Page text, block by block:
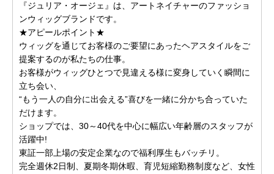
『ジュリア・オージェ』は、アートネイチャーのファッショ
ンウィッグブランドです。
★アピールポイント★
ウィッグを通じてお客様のご要望にあったヘアスタイルをご
提案するのが私たちの仕事。
お客様がウィッグひとつで見違える様に変身していく瞬間に
立ち会い、
“もう一人の自分に出会える”喜びを一緒に分かち合っていた
だけます。
ショップでは、30～40代を中心に幅広い年齢層のスタッフが
活躍中!
東証一部上場の安定企業なので福利厚生もバッチリ。
完全週休2日制、夏期冬期休暇、育児短縮勤務制度など、女性